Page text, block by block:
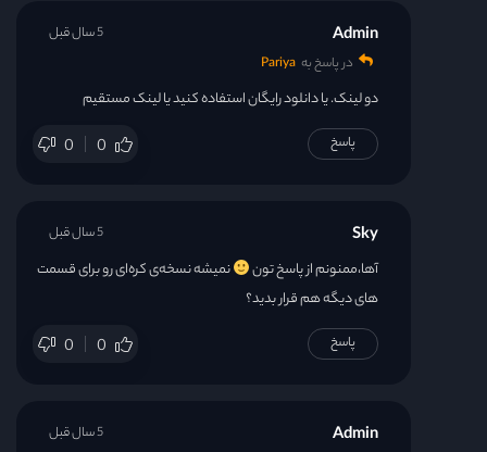
Admin
در پاسخ به Pariya
دو لینک. یا دانلود رایگان استفاده کنید یا لینک مستقیم
0 0
5 سال قبل
پاسخ
Sky
آها،ممنونم از پاسخ تون
نمیشه نسخه‌ی کره‌ای رو برای قسمت
های دیگه هم قرار بدید؟
0 0
5 سال قبل
پاسخ
Admin 5 سال قبل